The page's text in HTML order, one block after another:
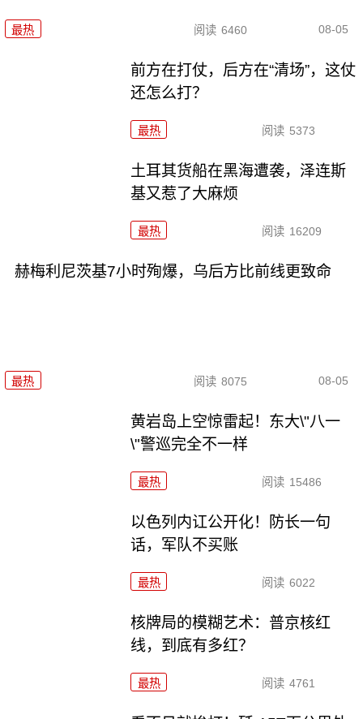
最热 阅读 6460 08-05
前方在打仗，后方在“清场”，这仗
还怎么打？
最热 阅读 5373
土耳其货船在黑海遭袭，泽连斯
基又惹了大麻烦
最热 阅读 16209
赫梅利尼茨基7小时殉爆，乌后方比前线更致命
最热 阅读 8075 08-05
黄岩岛上空惊雷起！东大\"八一
\"警巡完全不一样
最热 阅读 15486
以色列内讧公开化！防长一句
话，军队不买账
最热 阅读 6022
核牌局的模糊艺术：普京核红
线，到底有多红？
最热 阅读 4761